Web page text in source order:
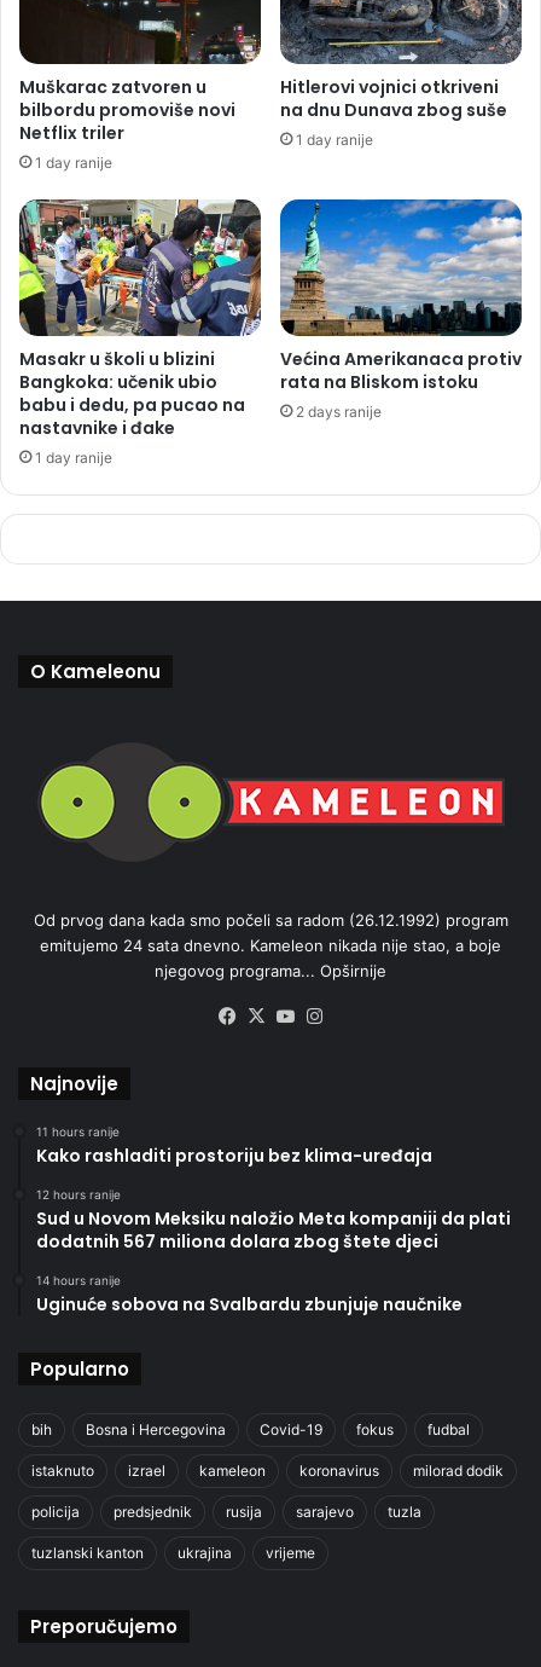
Muškarac zatvoren u
bilbordu promoviše novi
Netflix triler
1 day ranije
Hitlerovi vojnici otkriveni
na dnu Dunava zbog suše
1 day ranije
Masakr u školi u blizini
Bangkoka: učenik ubio
babu i dedu, pa pucao na
nastavnike i đake
1 day ranije
Većina Amerikanaca protiv
rata na Bliskom istoku
2 days ranije
O Kameleonu
Od prvog dana kada smo počeli sa radom (26.12.1992) program
emitujemo 24 sata dnevno. Kameleon nikada nije stao, a boje
njegovog programa... Opširnije
Facebook
X YouTube
Najnovije
11 hours ranije
Kako rashladiti prostoriju bez klima-uređaja
12 hours ranije
Sud u Novom Meksiku naložio Meta kompaniji da plati
dodatnih 567 miliona dolara zbog štete djeci
14 hours ranije
Uginuće sobova na Svalbardu zbunjuje naučnike
Popularno
bih Bosna i Hercegovina Covid-19 fokus fudbal
istaknuto izrael kameleon koronavirus milorad dodik
policija predsjednik rusija sarajevo tuzla
tuzlanski kanton ukrajina vrijeme
Preporučujemo